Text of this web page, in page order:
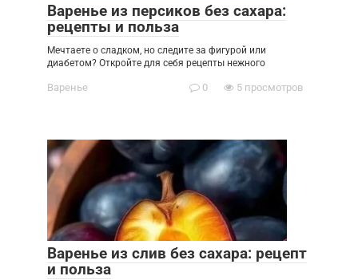
Варенье из персиков без сахара:
рецепты и польза
Мечтаете о сладком, но следите за фигурой или
диабетом? Откройте для себя рецепты нежного
Варенье 0 5 просмотров
Варенье из слив без сахара: рецепт
и польза